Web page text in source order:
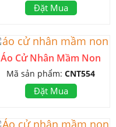
Đặt Mua
Áo Cử Nhân Mầm Non
Mã sản phẩm: CNT554
Đặt Mua